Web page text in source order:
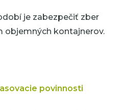
je zabezpečiť zber
objemných kontajnerov.
povinnosti